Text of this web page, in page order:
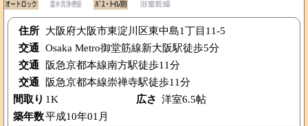
住所
大阪府大阪市東淀川区東中島1丁目11-5
交通 Osaka Metro御堂筋線新大阪駅徒歩5分
交通
阪急京都本線南方駅徒歩11分
交通
阪急京都本線崇禅寺駅徒歩11分
間取り 1K 広さ 洋室6.5帖
築年数平成10年01月